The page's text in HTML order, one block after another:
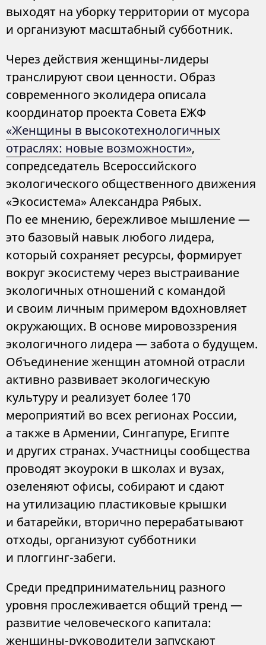
выходят на уборку территории от мусора
и организуют масштабный субботник.
Через действия женщины-лидеры
транслируют свои ценности. Образ
современного эколидера описала
координатор проекта Совета ЕЖФ
«Женщины в высокотехнологичных
отраслях: новые возможности»,
сопредседатель Всероссийского
экологического общественного движения
«Экосистема» Александра Рябых.
По ее мнению, бережливое мышление —
это базовый навык любого лидера,
который сохраняет ресурсы, формирует
вокруг экосистему через выстраивание
экологичных отношений с командой
и своим личным примером вдохновляет
окружающих. В основе мировоззрения
экологичного лидера — забота о будущем.
Объединение женщин атомной отрасли
активно развивает экологическую
культуру и реализует более 170
мероприятий во всех регионах России,
а также в Армении, Сингапуре, Египте
и других странах. Участницы сообщества
проводят экоуроки в школах и вузах,
озеленяют офисы, собирают и сдают
на утилизацию пластиковые крышки
и батарейки, вторично перерабатывают
отходы, организуют субботники
и плоггинг-забеги.
Среди предпринимательниц разного
уровня прослеживается общий тренд —
развитие человеческого капитала:
женщины-руководители запускают